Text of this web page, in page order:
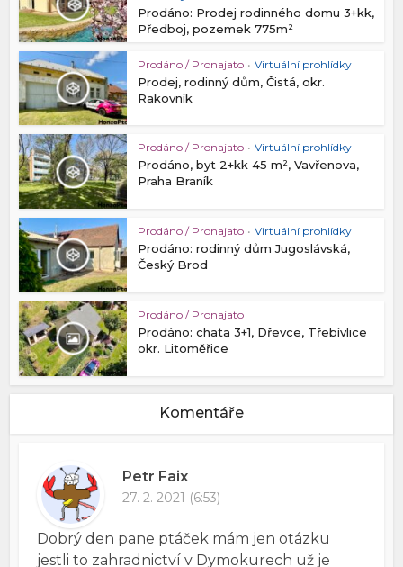
Prodáno: Prodej rodinného domu 3+kk,
Předboj, pozemek 775m²
Prodáno / Pronajato • Virtuální prohlídky
Prodej, rodinný dům, Čistá, okr.
Rakovník
Prodáno / Pronajato • Virtuální prohlídky
Prodáno, byt 2+kk 45 m², Vavřenova,
Praha Braník
Prodáno / Pronajato • Virtuální prohlídky
Prodáno: rodinný dům Jugoslávská,
Český Brod
Prodáno / Pronajato
Prodáno: chata 3+1, Dřevce, Třebívlice
okr. Litoměřice
Komentáře
Petr Faix
27. 2. 2021 (6:53)
Dobrý den pane ptáček mám jen otázku
jestli to zahradnictví v Dymokurech už je